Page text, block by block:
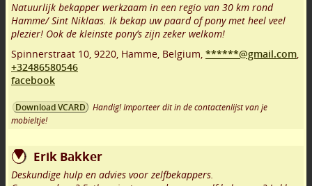
Natuurlijk bekapper werkzaam in een regio van 30 km rond
Hamme/ Sint Niklaas. Ik bekap uw paard of pony met heel veel
plezier! Ook de kleinste pony’s zijn zeker welkom!
Spinnerstraat 10, 9220, Hamme, Belgium, ******@gmail.com,
+32486580546
facebook
Download VCARD
Handig! Importeer dit in de contactenlijst van je
mobieltje!
Erik Bakker
Deskundige hulp en advies voor zelfbekappers.